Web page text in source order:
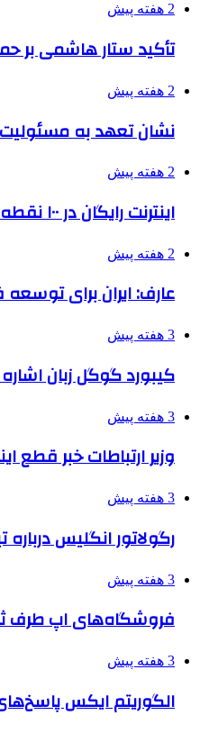
2 هفته پیش
تأکید ستار هاشمی بر
2 هفته پیش
نشان تعهد به مسئولیت
2 هفته پیش
اینترنت رایگان در ۱۰۰ نقطه از مسیر راهپیمایی اربعین/ تامین ارز زائران
2 هفته پیش
عارف: ایران برای
3 هفته پیش
کیبورد گوگل زبان
3 هفته پیش
وزیر ارتباطات خبر قطع
3 هفته پیش
رگولاتور انگلیس
3 هفته پیش
فروشگاه‌های اپ طرف
3 هفته پیش
الگوریتم ایکس